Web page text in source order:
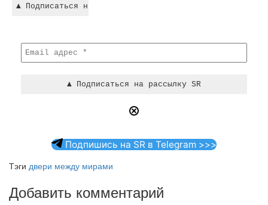
Подпишись на SR в Telegram >>>
Тэги двери между мирами
Добавить комментарий